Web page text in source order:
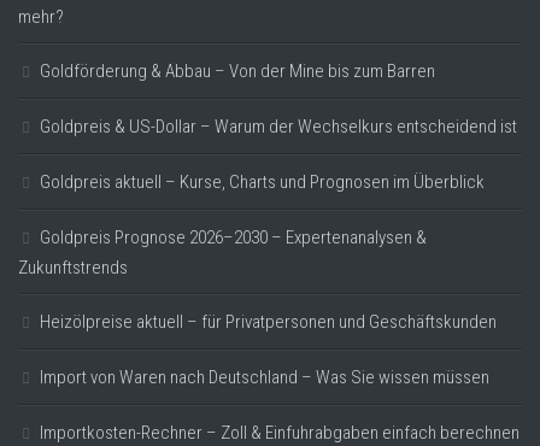
mehr?
Goldförderung & Abbau – Von der Mine bis zum Barren
Goldpreis & US-Dollar – Warum der Wechselkurs entscheidend ist
Goldpreis aktuell – Kurse, Charts und Prognosen im Überblick
Goldpreis Prognose 2026–2030 – Expertenanalysen &
Zukunftstrends
Heizölpreise aktuell – für Privatpersonen und Geschäftskunden
Import von Waren nach Deutschland – Was Sie wissen müssen
Importkosten-Rechner – Zoll & Einfuhrabgaben einfach berechnen